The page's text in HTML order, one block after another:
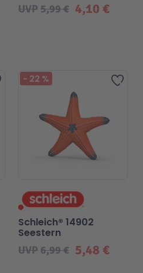
4,10 €
UVP5,99 €
Zur Wunschliste hinzufügen Zur
- 22 %
5,48 €
UVP6,99 €
Schleich® 14902
Seestern